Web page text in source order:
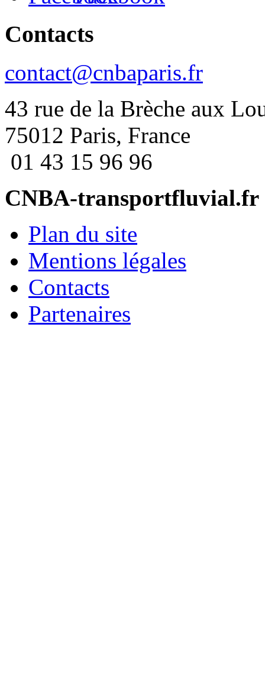
Contacts
contact@cnbaparis.fr
43 rue de la Brèche aux
75012 Paris, France
01 43 15 96 96
CNBA-transportfluvial.fr
Plan du site
Mentions légales
Contacts
Partenaires